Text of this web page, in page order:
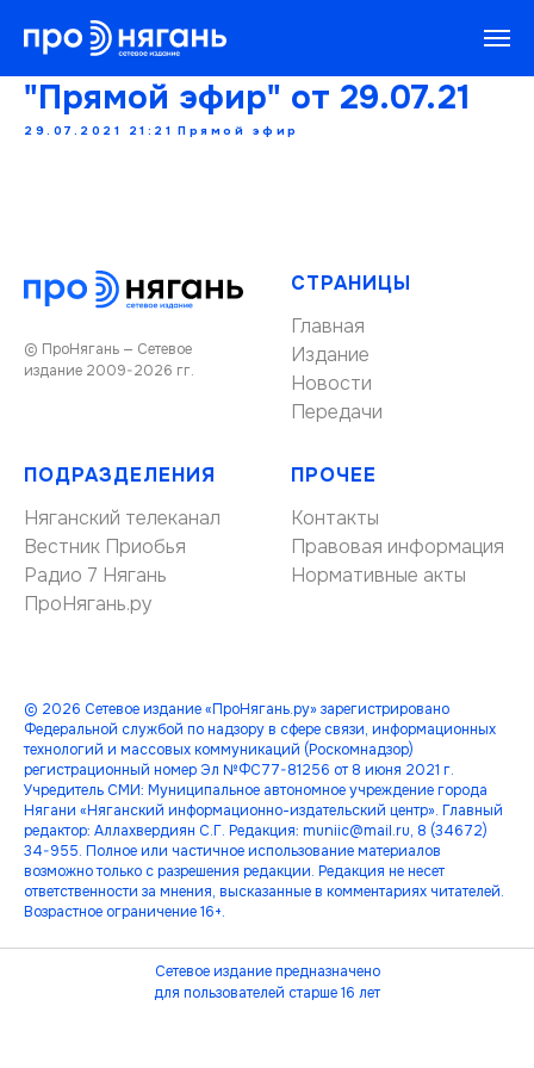
"Прямой эфир" от 29.07.21
29.07.2021 21:21 Прямой эфир
© ПроНягань — Сетевое
издание 2009-2026 гг.
СТРАНИЦЫ
Главная
Издание
Новости
Передачи
ПОДРАЗДЕЛЕНИЯ
Няганский телеканал
Вестник Приобья
Радио 7 Нягань
ПроНягань.ру
ПРОЧЕЕ
Контакты
Правовая информация
Нормативные акты
© 2026 Сетевое издание «ПроНягань.ру» зарегистрировано
Федеральной службой по надзору в сфере связи, информационных
технологий и массовых коммуникаций (Роскомнадзор)
регистрационный номер Эл №ФС77-81256 от 8 июня 2021 г.
Учредитель СМИ: Муниципальное автономное учреждение города
Нягани «Няганский информационно-издательский центр». Главный
редактор: Аллахвердиян С.Г. Редакция: muniic@mail.ru, 8 (34672)
34-955. Полное или частичное использование материалов
возможно только с разрешения редакции. Редакция не несет
ответственности за мнения, высказанные в комментариях читателей.
Возрастное ограничение 16+.
Сетевое издание предназначено
для пользователей старше 16 лет